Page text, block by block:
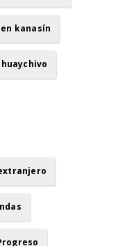
kanasín